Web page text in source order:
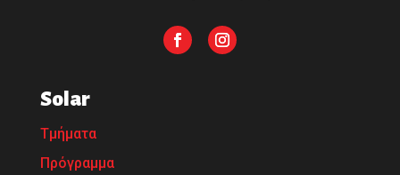
Solar
Τμήματα
Πρόγραμμα